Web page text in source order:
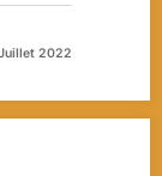
2022